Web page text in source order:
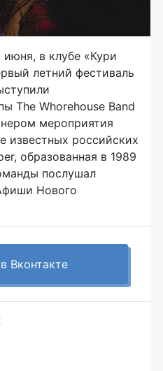
в клубе «Кури
летний фестиваль
The Whorehouse Band
мероприятия
известных российских
образованная в 1989
послушал
Нового
Вконтакте